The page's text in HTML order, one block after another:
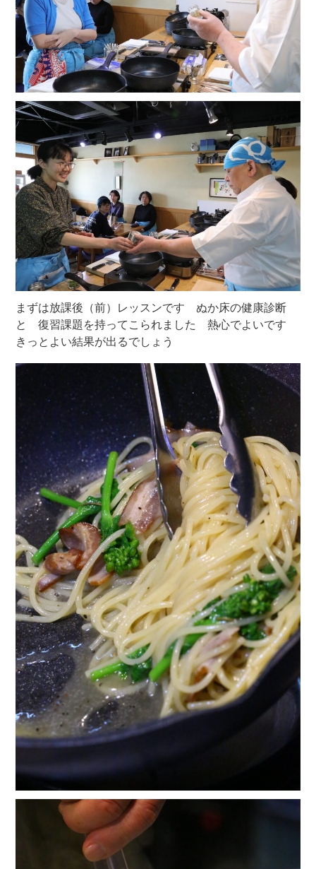
まずは放課後（前）レッスンです ぬか床の健康診断
と 復習課題を持ってこられました 熱心でよいです
きっとよい結果が出るでしょう